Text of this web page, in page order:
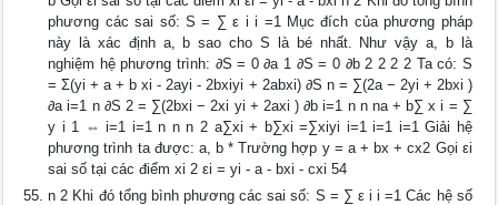
phương các sai số: S = ∑ ε i i =1 Mục đích của phương pháp
này là xác định a, b sao cho S là bé nhất. Như vậy a, b là
nghiệm hệ phương trình: ∂S = 0 ∂a 1 ∂S = 0 ∂b 2 2 2 2 Ta có: S
= Σ(yi + a + b xi - 2ayi - 2bxiyi + 2abxi) ∂S n = ∑(2a − 2yi + 2bxi )
∂a i=1 n ∂S 2 = ∑(2bxi − 2xi yi + 2axi ) ∂b i=1 n n na + b∑ x i = ∑
y i 1 ⇔ i=1 i=1 n n n 2 a∑xi + b∑xi =∑xiyi i=1 i=1 i=1 Giải hệ
phương trình ta được: a, b * Trường hợp y = a + bx + cx2 Gọi εi
sai số tại các điểm xi 2 εi = yi - a - bxi - cxi 54
n 2 Khi đó tổng bình phương các sai số: S = ∑ ε i i =1 Các hệ số